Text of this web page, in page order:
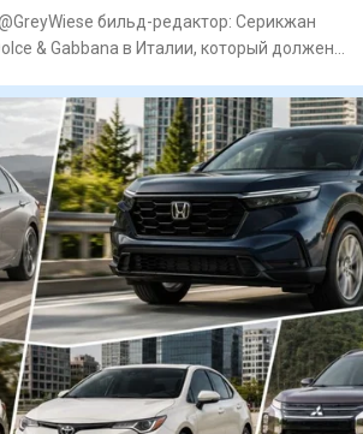
бильд-редактор: Серикжан
& Gabbana в Италии, который должен